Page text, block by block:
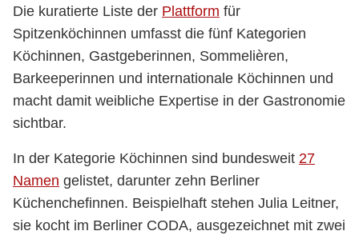
Die kuratierte Liste der Plattform für
Spitzenköchinnen umfasst die fünf Kategorien
Köchinnen, Gastgeberinnen, Sommelièren,
Barkeeperinnen und internationale Köchinnen und
macht damit weibliche Expertise in der Gastronomie
sichtbar.
In der Kategorie Köchinnen sind bundesweit 27
Namen gelistet, darunter zehn Berliner
Küchenchefinnen. Beispielhaft stehen Julia Leitner,
sie kocht im Berliner CODA, ausgezeichnet mit zwei